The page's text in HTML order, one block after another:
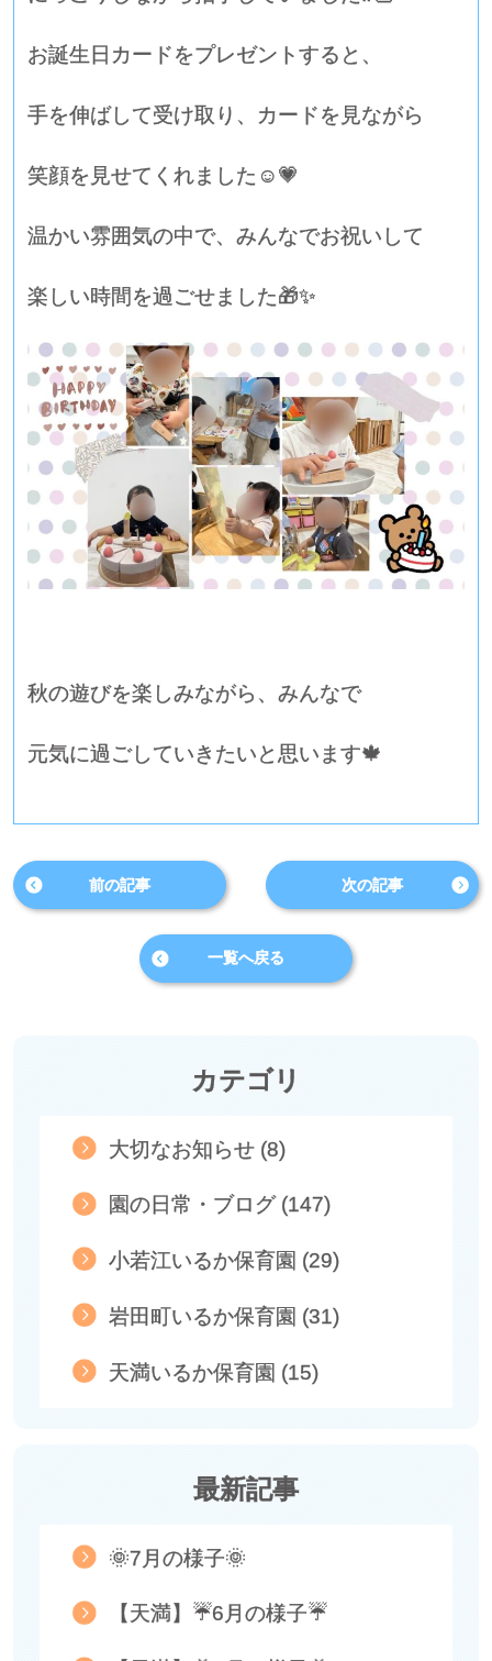
お誕生日カードをプレゼントすると、
手を伸ばして受け取り、カードを見ながら
笑顔を見せてくれました☺️💗
温かい雰囲気の中で、みんなでお祝いして
楽しい時間を過ごせました🎁✨
秋の遊びを楽しみながら、みんなで
元気に過ごしていきたいと思います🍁
前の記事
一覧へ戻る
次の記事
カテゴリ
大切なお知らせ (8)
園の日常・ブログ (147)
小若江いるか保育園 (29)
岩田町いるか保育園 (31)
天満いるか保育園 (15)
最新記事
🌞7月の様子🌞
【天満】☔6月の様子☔